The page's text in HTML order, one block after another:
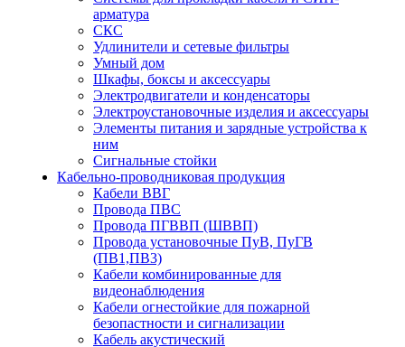
арматура
СКС
Удлинители и сетевые фильтры
Умный дом
Шкафы, боксы и аксессуары
Электродвигатели и конденсаторы
Электроустановочные изделия и аксессуары
Элементы питания и зарядные устройства к
ним
Сигнальные стойки
Кабельно-проводниковая продукция
Кабели ВВГ
Провода ПВС
Провода ПГВВП (ШВВП)
Провода установочные ПуВ, ПуГВ
(ПВ1,ПВ3)
Кабели комбинированные для
видеонаблюдения
Кабели огнестойкие для пожарной
безопастности и сигнализации
Кабель акустический